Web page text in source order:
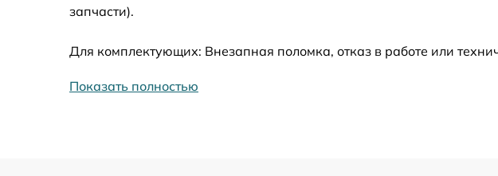
запчасти).
Для комплектующих: Внезапная поломка, отказ в работе или
Показать полностью